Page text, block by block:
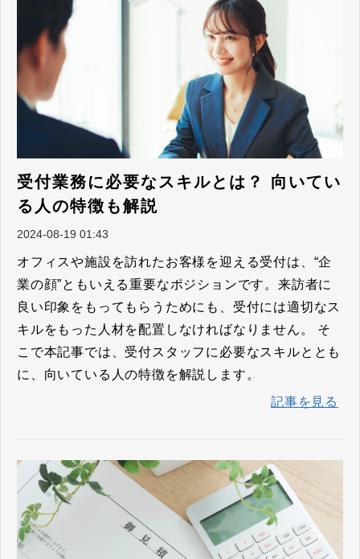
受付業務に必要なスキルとは？ 向いてい
る人の特徴も解説
2024-08-19 01:43
オフィスや施設を訪れたお客様を迎える受付は、“企
業の顔”ともいえる重要なポジションです。来訪者に
良い印象をもってもらうためにも、受付には適切なス
キルをもった人材を配置しなければなりません。 そ
こで本記事では、受付スタッフに必要なスキルととも
に、向いている人の特徴を解説します。
記事を見る